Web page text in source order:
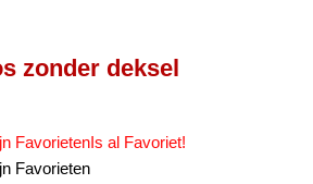
zonder deksel
Favorieten Is al Favoriet!
Favorieten